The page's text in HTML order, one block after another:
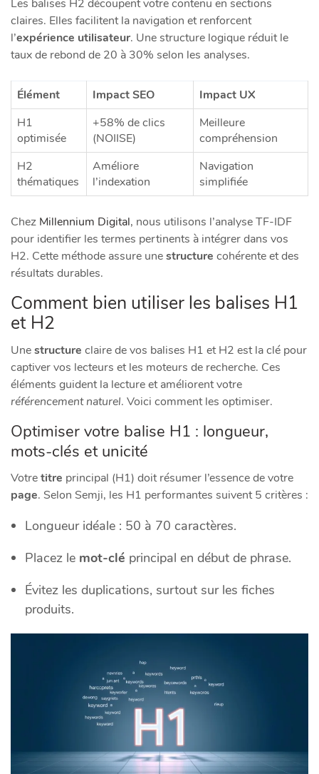
Les balises H2 découpent votre contenu en sections
claires. Elles facilitent la navigation et renforcent
l’expérience utilisateur. Une structure logique réduit le
taux de rebond de 20 à 30% selon les analyses.
Élément Impact SEO
Impact UX
H1
optimisée
+58% de clics
(NOIISE)
Meilleure
compréhension
H2
thématiques
Améliore
l’indexation
Navigation
simplifiée
Chez Millennium Digital, nous utilisons l’analyse TF-IDF
pour identifier les termes pertinents à intégrer dans vos
H2. Cette méthode assure unestructure cohérente et des
résultats durables.
Comment bien utiliser les balises H1
et H2
Unestructure claire de vos balises H1 et H2 est la clé pour
captiver vos lecteurs et les moteurs de recherche. Ces
éléments guident la lecture et améliorent votre
référencement naturel. Voici comment les optimiser.
Optimiser votre balise H1 : longueur,
mots-clés et unicité
Votretitre principal (H1) doit résumer l’essence de votre
page. Selon Semji, les H1 performantes suivent 5 critères :
Longueur idéale : 50 à 70 caractères.
Placez le mot-clé principal en début de phrase.
Évitez les duplications, surtout sur les fiches
produits.